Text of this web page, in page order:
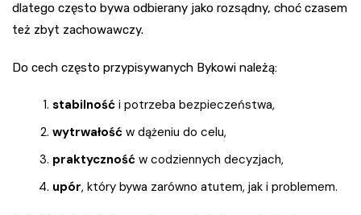
dlatego często bywa odbierany jako rozsądny, choć czasem
też zbyt zachowawczy.
Do cech często przypisywanych Bykowi należą:
stabilność i potrzeba bezpieczeństwa,
wytrwałość w dążeniu do celu,
praktyczność w codziennych decyzjach,
upór, który bywa zarówno atutem, jak i problemem.